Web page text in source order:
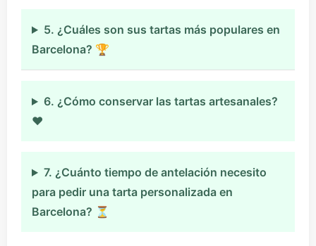
5. ¿Cuáles son sus tartas más populares en
Barcelona? 🏆
6. ¿Cómo conservar las tartas artesanales?
♥
7. ¿Cuánto tiempo de antelación necesito
para pedir una tarta personalizada en
Barcelona? ⏳